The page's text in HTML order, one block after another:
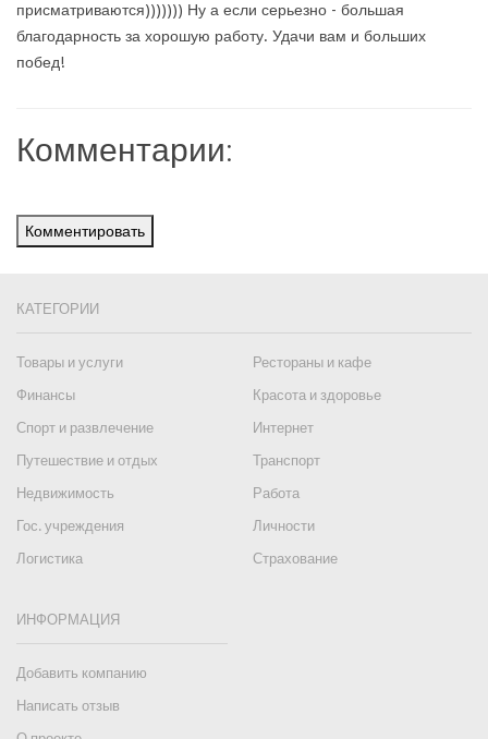
присматриваются))))))) Ну а если серьезно - большая
благодарность за хорошую работу. Удачи вам и больших
побед!
Комментарии:
Комментировать
КАТЕГОРИИ
Товары и услуги
Рестораны и кафе
Финансы
Красота и здоровье
Спорт и развлечение
Интернет
Путешествие и отдых
Транспорт
Недвижимость
Работа
Гос. учреждения
Личности
Логистика
Страхование
ИНФОРМАЦИЯ
Добавить компанию
Написать отзыв